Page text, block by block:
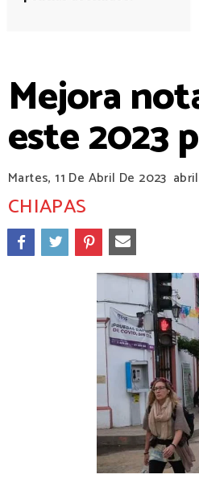
Mejora
este 2023
Martes, 11 De Abril De 2023
CHIAPAS